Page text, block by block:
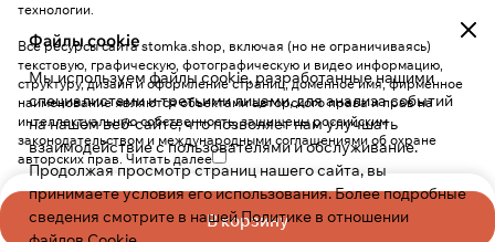
В корзину
Файлы cookie
Мы используем файлы cookie, разработанные нашими
специалистами и третьими лицами, для анализа событий
на нашем веб-сайте, что позволяет нам улучшать
взаимодействие с пользователями и обслуживание.
Продолжая просмотр страниц нашего сайта, вы
принимаете условия его использования. Более подробные
сведения смотрите в нашейПолитике в отношении
технологии.
Все ресурсы сайта stomka.shop, включая (но не ограничиваясь)
текстовую, графическую, фотографическую и видео информацию,
структуру, дизайн и оформление страниц, доменное имя, фирменное
наименование являются объектами авторского права и прав на
интеллектуальную собственность, защищены российским
законодательством и международными соглашениями об охране
авторских прав. Читать далее